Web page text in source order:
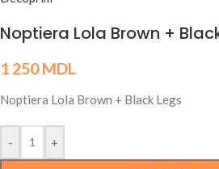
Noptiera Lola Brown +
1 250MDL
Noptiera Lola Brown + Black Legs
- +